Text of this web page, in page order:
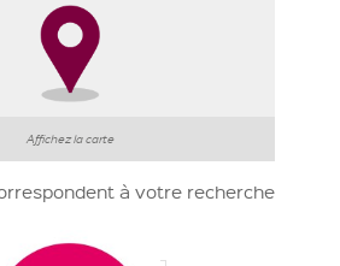
Affichez la carte
à votre recherche